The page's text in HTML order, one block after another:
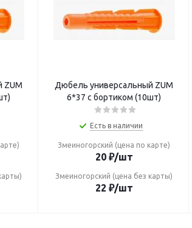
ZUM
Дюбель универсальный ZUM
6*37 с бортиком (10шт)
Есть в наличии
Змеиногорский (цена по карте)
20₽/шт
Змеиногорский (цена без карты)
22 ₽/шт